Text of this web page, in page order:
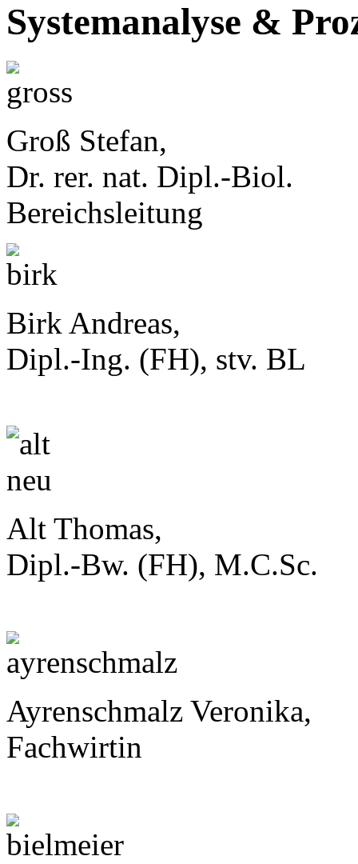
Systemanalyse &
Groß Stefan,
Dr. rer. nat. Dipl.-Biol.
Bereichsleitung
Birk Andreas,
Dipl.-Ing. (FH), stv. BL
Alt Thomas,
Dipl.-Bw. (FH), M.C.Sc.
Ayrenschmalz Veronika,
Fachwirtin